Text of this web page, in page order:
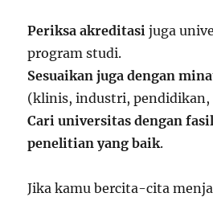
Periksa akreditasi juga
program studi.
Sesuaikan juga dengan
(klinis, industri, pendidikan,
Cari universitas dengan
penelitian yang baik.
Jika kamu bercita-cita